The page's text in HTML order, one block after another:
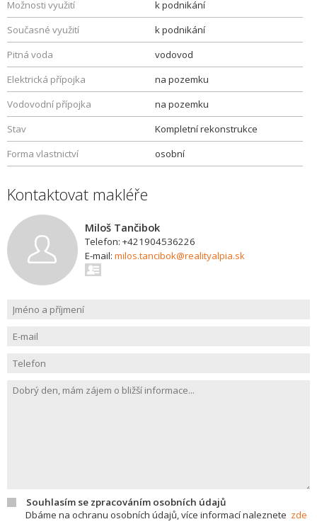
Možnosti využití
k podnikání
Současné využití
k podnikání
Pitná voda
vodovod
Elektrická přípojka
na pozemku
Vodovodní přípojka
na pozemku
Stav
Kompletní rekonstrukce
Forma vlastnictví
osobní
Kontaktovat makléře
Miloš Tančibok
Telefon: +421904536226
E-mail: milos.tancibok@realityalpia.sk
Souhlasím se zpracováním osobních údajů
Dbáme na ochranu osobních údajů, více informací naleznete zde